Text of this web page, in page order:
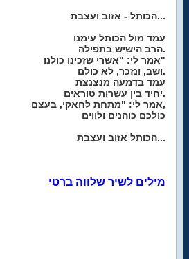
הכותל - אזוב ועצבת...
עמד מול הכותל עימנו
הרב הישיש בתפילה.
אמר לי: "אשרי שזכינו כולנו"
ושב, ונזכר, לא כולם.
עמד בדמעה מנצנצת
יחיד בין עשרות טוראים.
אמר לי: "מתחת לחאקי, בעצם,
כולכם כוהנים ולווים
הכותל אזוב ועצבת...
מילים לשיר שלווה ברטי